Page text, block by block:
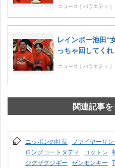
ニュース｜バラエティ｜
レインボー池田“
っちゃ回してくれ
ニュース｜バラエティ｜
関連記事
ニッポンの社長 ファイヤーサ
ロングコートダディ
コットン
ジグザグジギー ゼンモンキー